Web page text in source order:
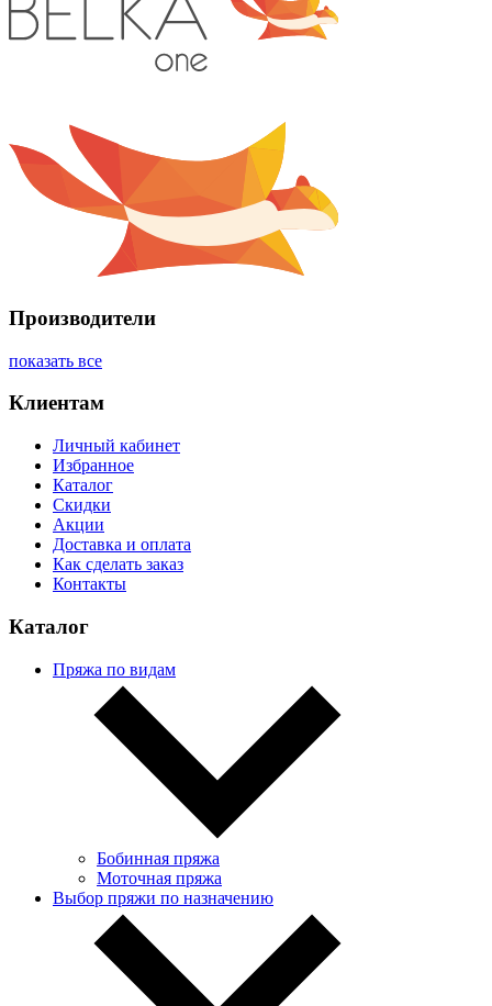
Производители
показать все
Клиентам
Личный кабинет
Избранное
Каталог
Скидки
Акции
Доставка и оплата
Как сделать заказ
Контакты
Каталог
Пряжа по видам
Бобинная пряжа
Моточная пряжа
Выбор пряжи по назначению